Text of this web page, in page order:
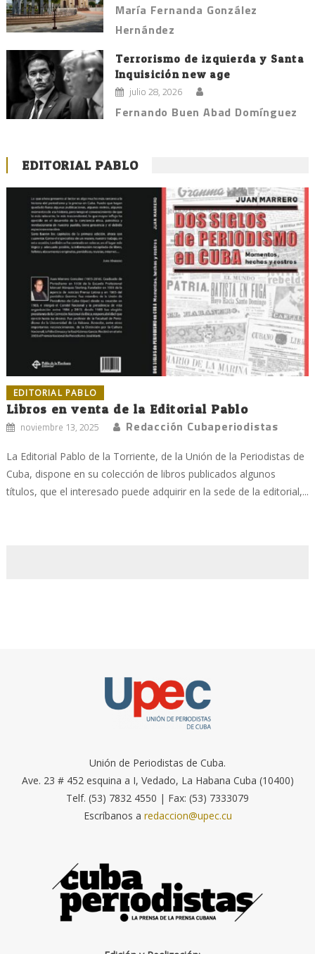
María Fernanda González
Hernández
Terrorismo de izquierda y Santa
Inquisición new age
julio 28, 2026
Fernando Buen Abad Domínguez
EDITORIAL PABLO
EDITORIAL PABLO
Libros en venta de la Editorial Pablo
noviembre 13, 2025 Redacción Cubaperiodistas
La Editorial Pablo de la Torriente, de la Unión de la Periodistas de
Cuba, dispone en su colección de libros publicados algunos
títulos, que el interesado puede adquirir en la sede de la editorial,...
Unión de Periodistas de Cuba.
Ave. 23 # 452 esquina a I, Vedado, La Habana Cuba (10400)
Telf. (53) 7832 4550 | Fax: (53) 7333079
Escríbanos a redaccion@upec.cu